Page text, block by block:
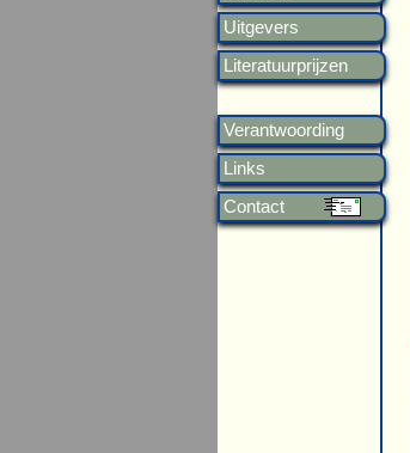
Uitgevers
Literatuurprijzen
Verantwoording
Links
Contact